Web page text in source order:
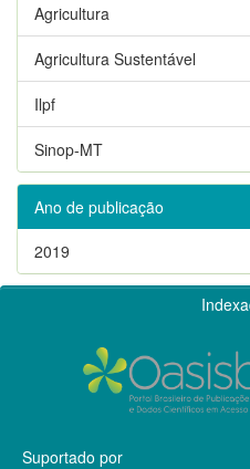
Agricultura
Agricultura Sustentável
Ilpf
Sinop-MT
Ano de publicação
2019
Suportado por